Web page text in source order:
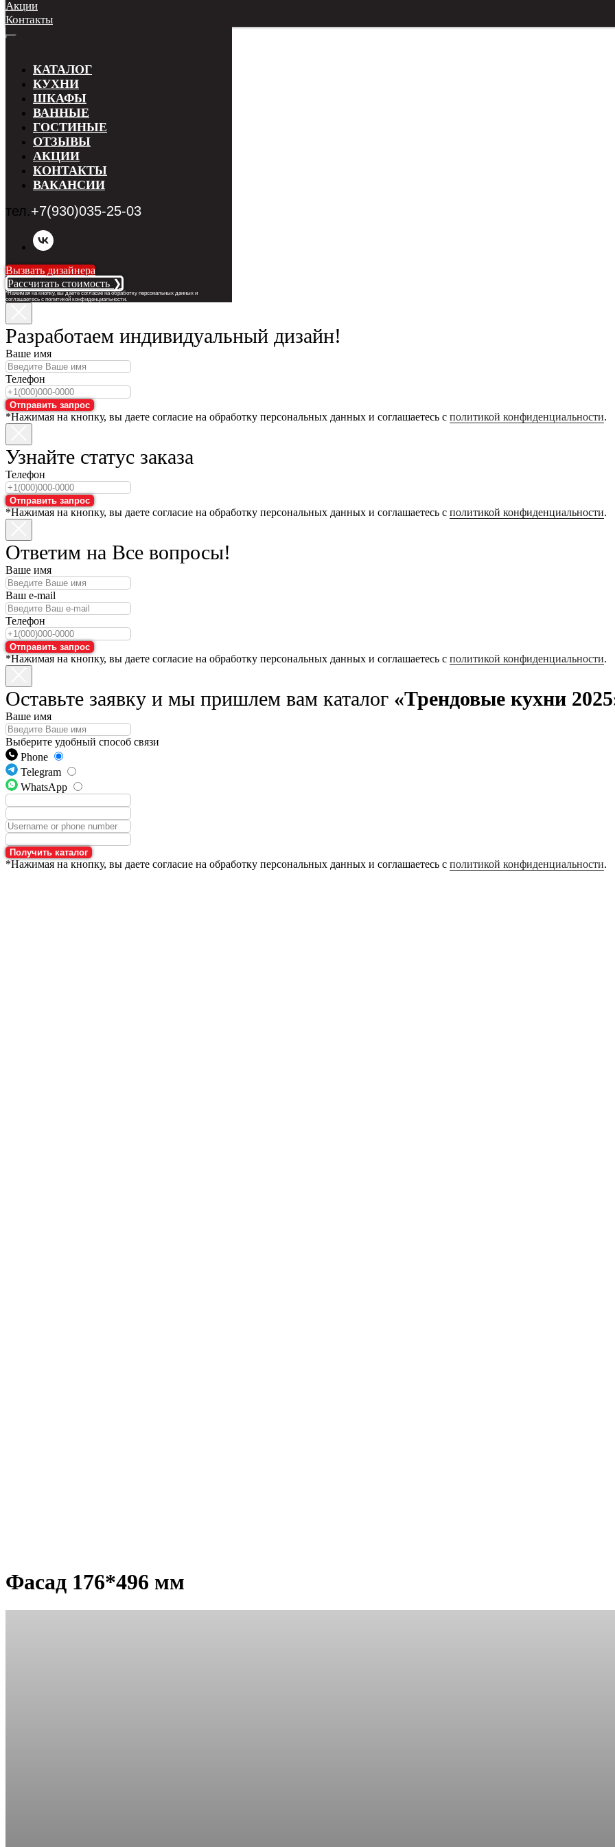
Акции
Контакты
КАТАЛОГ
КУХНИ
ШКАФЫ
ВАННЫЕ
ГОСТИНЫЕ
ОТЗЫВЫ
АКЦИИ
КОНТАКТЫ
ВАКАНСИИ
тел.+7(930)035-25-03
Вызвать дизайнера
Рассчитать стоимость ❯
*Нажимая на кнопку, вы даете согласие на обработку персональных данных и
соглашаетесь с политикой конфиденциальности.
Разработаем индивидуальный дизайн!
Ваше имя
Телефон
Отправить запрос
*Нажимая на кнопку, вы даете согласие на обработку персональных данных и соглашаетесь с политикой конфиденциальности.
Узнайте статус заказа
Телефон
Отправить запрос
*Нажимая на кнопку, вы даете согласие на обработку персональных данных и соглашаетесь с политикой конфиденциальности.
Ответим на Все вопросы!
Ваше имя
Ваш e-mail
Телефон
Отправить запрос
*Нажимая на кнопку, вы даете согласие на обработку персональных данных и соглашаетесь с политикой конфиденциальности.
Оставьте заявку и мы пришлем вам каталог «Трендовые кухни
Ваше имя
Выберите удобный способ связи
Phone
Telegram
WhatsApp
Получить каталог
*Нажимая на кнопку, вы даете согласие на обработку персональных данных и соглашаетесь с политикой конфиденциальности.
Фасад 176*496 мм